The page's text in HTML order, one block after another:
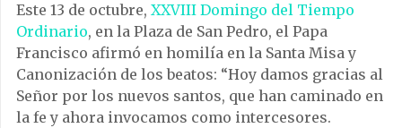
Este 13 de octubre, XXVIII Domingo del Tiempo
Ordinario, en la Plaza de San Pedro, el Papa
Francisco afirmó en homilía en la Santa Misa y
Canonización de los beatos: “Hoy damos gracias al
Señor por los nuevos santos, que han caminado en
la fe y ahora invocamos como intercesores.